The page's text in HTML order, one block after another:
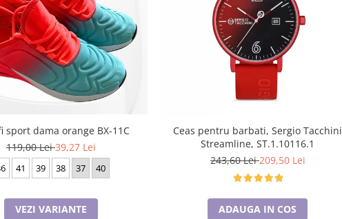
sport dama orange BX-11C
119,00 Lei39,27 Lei
41 39 38 37 40
VEZI VARIANTE
Ceas pentru barbati, Sergio Tacchini
Streamline, ST.1.10116.1
243,60 Lei209,50 Lei
ADAUGA IN COS